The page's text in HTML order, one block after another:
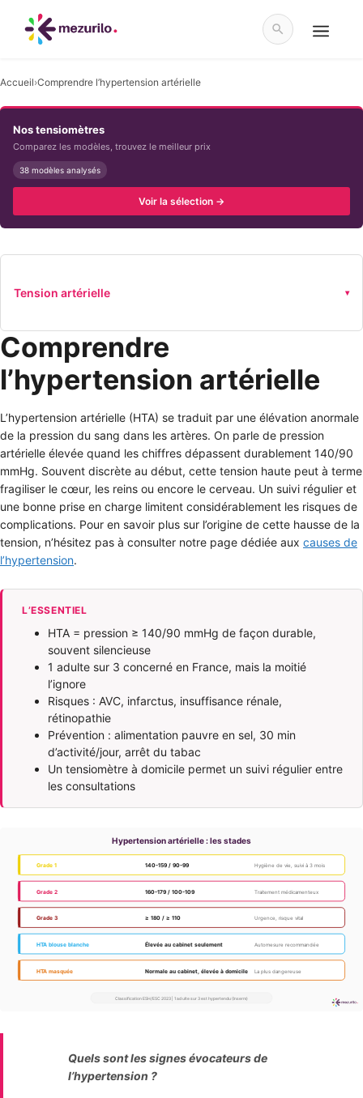
contenu
Accueil›Comprendre l’hypertension artérielle
Nos tensiomètres
Comparez les modèles, trouvez le meilleur prix
38 modèles analysés
Voir la sélection →
Tension artérielle ▾
Comprendre
l’hypertension artérielle
L’hypertension artérielle (HTA) se traduit par une élévation anormale
de la pression du sang dans les artères. On parle de pression
artérielle élevée quand les chiffres dépassent durablement 140/90
mmHg. Souvent discrète au début, cette tension haute peut à terme
fragiliser le cœur, les reins ou encore le cerveau. Un suivi régulier et
une bonne prise en charge limitent considérablement les risques de
complications. Pour en savoir plus sur l’origine de cette hausse de la
tension, n’hésitez pas à consulter notre page dédiée aux causes de
l’hypertension.
L’ESSENTIEL
HTA = pression ≥ 140/90 mmHg de façon durable,
souvent silencieuse
1 adulte sur 3 concerné en France, mais la moitié
l’ignore
Risques : AVC, infarctus, insuffisance rénale,
rétinopathie
Prévention : alimentation pauvre en sel, 30 min
d’activité/jour, arrêt du tabac
Un tensiomètre à domicile permet un suivi régulier entre
les consultations
Quels sont les signes évocateurs de
l’hypertension ?